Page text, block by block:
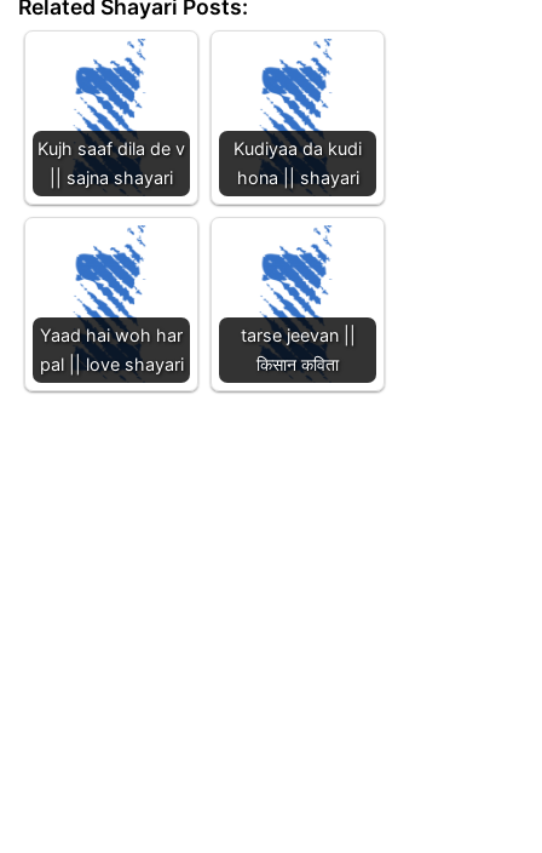
Related Shayari Posts:
Kujh saaf dila de v
|| sajna shayari
Kudiyaa da kudi
hona || shayari
Yaad hai woh har
pal || love shayari
tarse jeevan ||
किसान कविता